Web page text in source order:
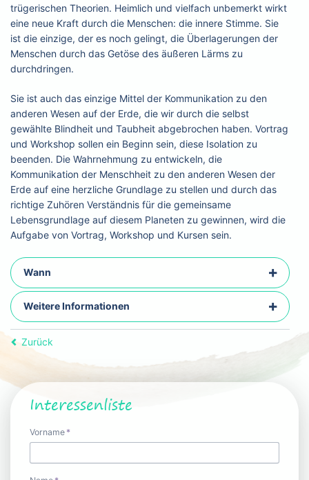
trügerischen Theorien. Heimlich und vielfach unbemerkt wirkt
eine neue Kraft durch die Menschen: die innere Stimme. Sie
ist die einzige, der es noch gelingt, die Überlagerungen der
Menschen durch das Getöse des äußeren Lärms zu
durchdringen.
Sie ist auch das einzige Mittel der Kommunikation zu den
anderen Wesen auf der Erde, die wir durch die selbst
gewählte Blindheit und Taubheit abgebrochen haben. Vortrag
und Workshop sollen ein Beginn sein, diese Isolation zu
beenden. Die Wahrnehmung zu entwickeln, die
Kommunikation der Menschheit zu den anderen Wesen der
Erde auf eine herzliche Grundlage zu stellen und durch das
richtige Zuhören Verständnis für die gemeinsame
Lebensgrundlage auf diesem Planeten zu gewinnen, wird die
Aufgabe von Vortrag, Workshop und Kursen sein.
Wann
Weitere Informationen
Zurück
Interessenliste
Pflichtfeld
Vorname *